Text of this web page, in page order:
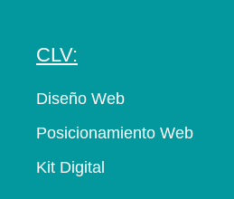
CLV:
Diseño Web
Posicionamiento Web
Kit Digital